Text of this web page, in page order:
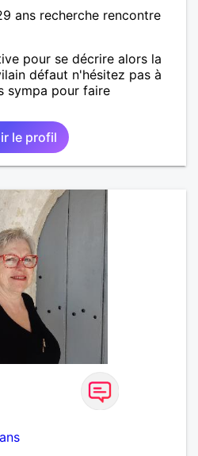
ans recherche rencontre
pour se décrire alors la
défaut n'hésitez pas à
sympa pour faire
le profil